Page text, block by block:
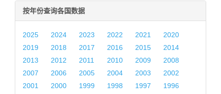
按年份查询各国数据
2025 2024 2023 2022 2021
2020
2019
2018 2017 2016 2015
2014
2013
2012 2011 2010 2009
2008
2007
2006 2005 2004 2003
2002
2001
2000 1999 1998 1997
1996